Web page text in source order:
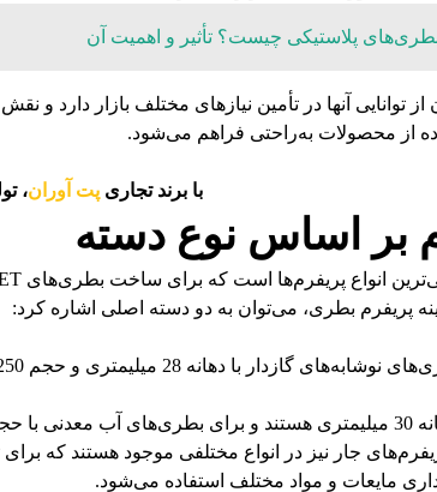
پلاستیکی چیست؟ تأثیر و اهمیت آن
از توانایی آنها در تأمین نیازهای مختلف بازار
از محصولات به‌راحتی فراهم می‌شود.
با برند تجاریپت آوران،
بر اساس نوع دسته
پریفرم بطری، می‌توان به دو دسته اصلی اشاره کرد:
میلیمتری و حجم 250 سی‌سی استفاده می‌شوند. وزن‌های مختلفی مانند 18 و 21 گرم دارند.
30 گرم است.
جار نیز در انواع مختلفی موجود هستند که
مایعات و مواد مختلف استفاده می‌شود.